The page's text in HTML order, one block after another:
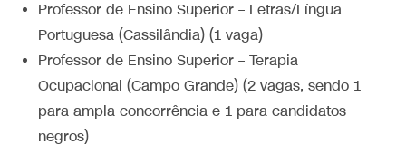
Professor de Ensino Superior – Letras/Língua
Portuguesa (Cassilândia) (1 vaga)
Professor de Ensino Superior – Terapia
Ocupacional (Campo Grande) (2 vagas, sendo 1
para ampla concorrência e 1 para candidatos
negros)